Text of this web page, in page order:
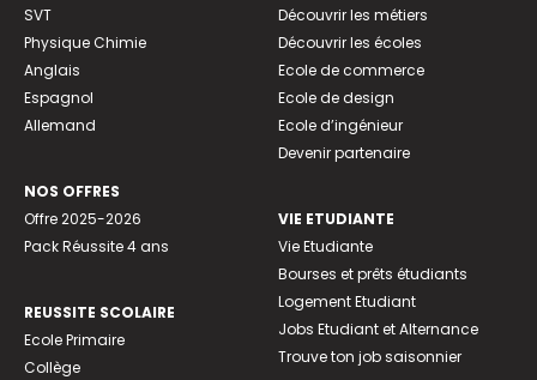
SVT
Physique Chimie
Anglais
Espagnol
Allemand
NOS OFFRES
Offre 2025-2026
Pack Réussite 4 ans
REUSSITE SCOLAIRE
Ecole Primaire
Collège
Découvrir les métiers
Découvrir les écoles
Ecole de commerce
Ecole de design
Ecole d’ingénieur
Devenir partenaire
VIE ETUDIANTE
Vie Etudiante
Bourses et prêts étudiants
Logement Etudiant
Jobs Etudiant et Alternance
Trouve ton job saisonnier